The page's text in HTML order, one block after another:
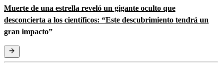
Muerte de una estrella reveló un gigante oculto que
desconcierta a los científicos: “Este descubrimiento tendrá un
gran impacto”